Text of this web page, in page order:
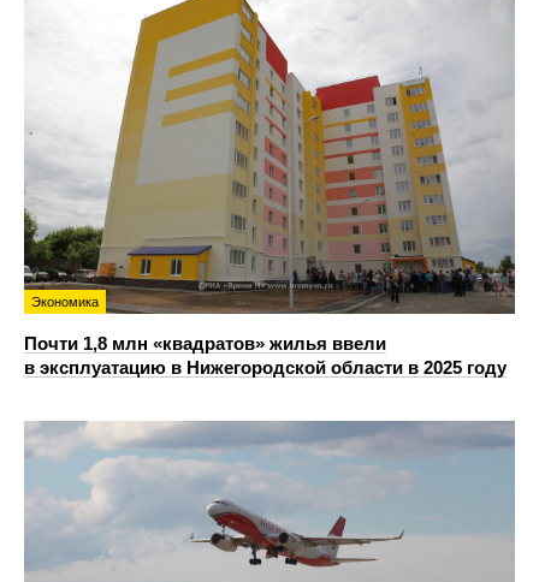
Экономика
Почти 1,8 млн «квадратов» жилья ввели
в эксплуатацию в Нижегородской области в 2025 году